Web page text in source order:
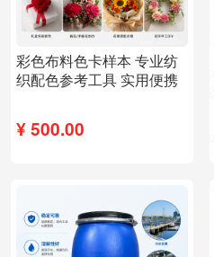
彩色布料色卡样本 专业纺
织配色参考工具 实用便携
¥500.00